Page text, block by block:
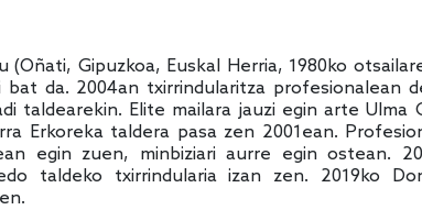
(Oñati, Gipuzkoa, Euskal Herria, 1980ko
bat da. 2004an txirrindularitza profesionalean
taldearekin. Elite mailara jauzi egin arte Ulma
Erkoreka taldera pasa zen 2001ean.
egin zuen, minbiziari aurre egin ostean.
taldeko txirrindularia izan zen. 2019ko